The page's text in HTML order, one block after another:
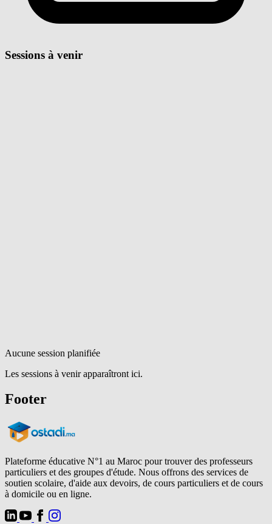
Sessions à venir
Aucune session planifiée
Les sessions à venir apparaîtront ici.
Footer
Plateforme éducative N°1 au Maroc pour trouver des professeurs
particuliers et des groupes d'étude. Nous offrons des services de
soutien scolaire, d'aide aux devoirs, de cours particuliers et de cours
à domicile ou en ligne.